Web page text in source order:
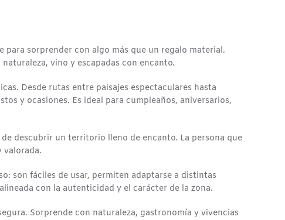
sorprender con algo más que un regalo material.
vino y escapadas con encanto.
Desde rutas entre paisajes espectaculares hasta
y ocasiones. Es ideal para cumpleaños, aniversarios,
descubrir un territorio lleno de encanto. La persona que
valorada.
son fáciles de usar, permiten adaptarse a distintas
con la autenticidad y el carácter de la zona.
Sorprende con naturaleza, gastronomía y vivencias